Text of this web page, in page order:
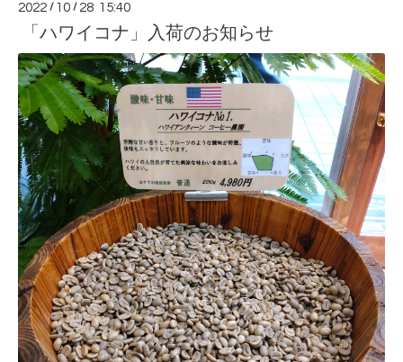
2022 / 10 / 28 15:40
「ハワイコナ」入荷のお知らせ